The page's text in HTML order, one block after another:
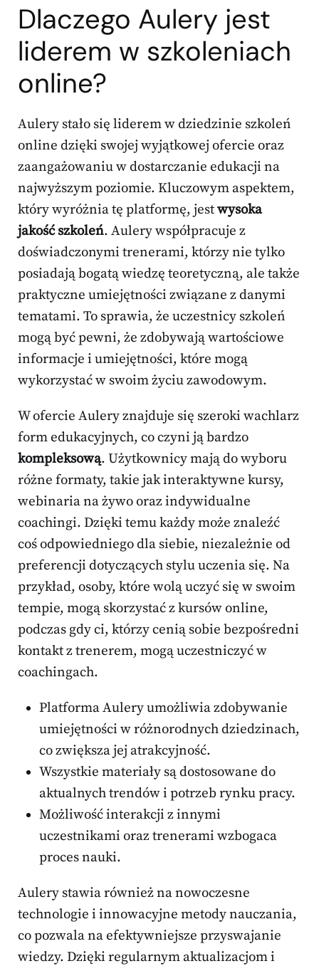
Dlaczego Aulery jest
liderem w szkoleniach
online?
Aulery stało się liderem w dziedzinie szkoleń
online dzięki swojej wyjątkowej ofercie oraz
zaangażowaniu w dostarczanie edukacji na
najwyższym poziomie. Kluczowym aspektem,
który wyróżnia tę platformę, jestwysoka
jakość szkoleń. Aulery współpracuje z
doświadczonymi trenerami, którzy nie tylko
posiadają bogatą wiedzę teoretyczną, ale także
praktyczne umiejętności związane z danymi
tematami. To sprawia, że uczestnicy szkoleń
mogą być pewni, że zdobywają wartościowe
informacje i umiejętności, które mogą
wykorzystać w swoim życiu zawodowym.
W ofercie Aulery znajduje się szeroki wachlarz
form edukacyjnych, co czyni ją bardzo
kompleksową. Użytkownicy mają do wyboru
różne formaty, takie jak interaktywne kursy,
webinaria na żywo oraz indywidualne
coachingi. Dzięki temu każdy może znaleźć
coś odpowiedniego dla siebie, niezależnie od
preferencji dotyczących stylu uczenia się. Na
przykład, osoby, które wolą uczyć się w swoim
tempie, mogą skorzystać z kursów online,
podczas gdy ci, którzy cenią sobie bezpośredni
kontakt z trenerem, mogą uczestniczyć w
coachingach.
Platforma Aulery umożliwia zdobywanie
umiejętności w różnorodnych dziedzinach,
co zwiększa jej atrakcyjność.
Wszystkie materiały są dostosowane do
aktualnych trendów i potrzeb rynku pracy.
Możliwość interakcji z innymi
uczestnikami oraz trenerami wzbogaca
proces nauki.
Aulery stawia również na nowoczesne
technologie i innowacyjne metody nauczania,
co pozwala na efektywniejsze przyswajanie
wiedzy. Dzięki regularnym aktualizacjom i